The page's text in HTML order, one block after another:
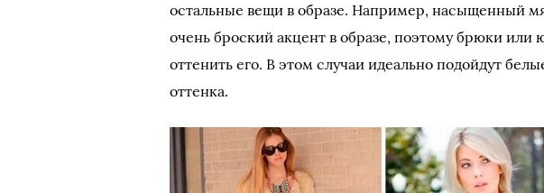
остальные вещи в образе. Например, насыщенный
очень броский акцент в образе, поэтому брюки
оттенить его. В этом случаи идеально подойдут
оттенка.